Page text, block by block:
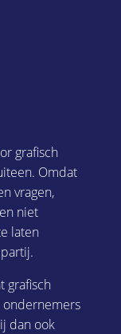
grafisch
Omdat
vragen,
niet
laten
grafisch
dan ook